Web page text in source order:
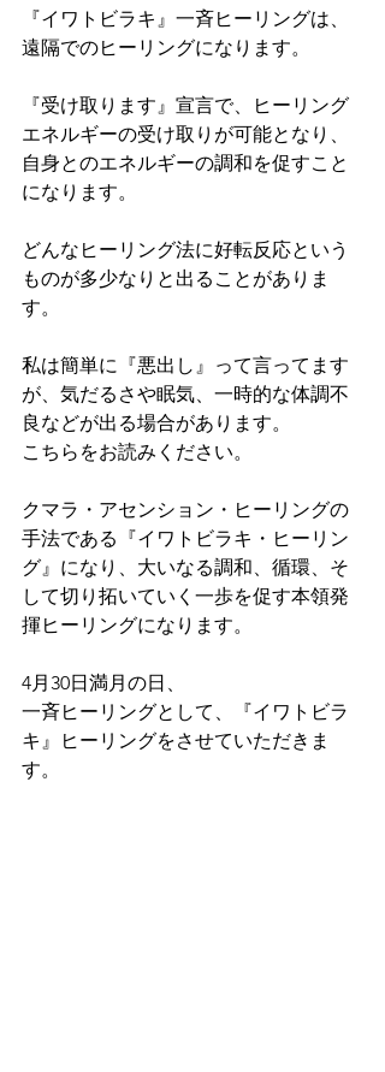
『イワトビラキ』一斉ヒーリングは、
遠隔でのヒーリングになります。
『受け取ります』宣言で、ヒーリング
エネルギーの受け取りが可能となり、
自身とのエネルギーの調和を促すこと
になります。
どんなヒーリング法に好転反応という
ものが多少なりと出ることがありま
す。
私は簡単に『悪出し』って言ってます
が、気だるさや眠気、一時的な体調不
良などが出る場合があります。
こちらをお読みください。
クマラ・アセンション・ヒーリングの
手法である『イワトビラキ・ヒーリン
グ』になり、大いなる調和、循環、そ
して切り拓いていく一歩を促す本領発
揮ヒーリングになります。
4月30日満月の日、
一斉ヒーリングとして、『イワトビラ
キ』ヒーリングをさせていただきま
す。